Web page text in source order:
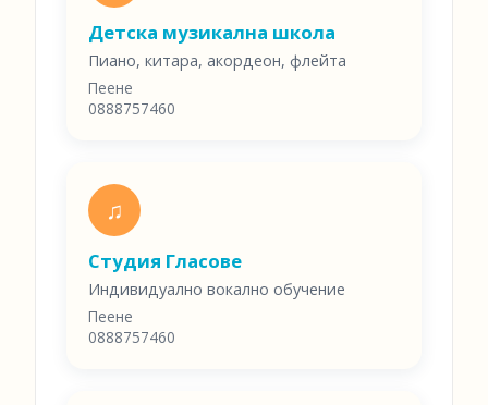
Детска музикална школа
Пиано, китара, акордеон, флейта
Пеене
0888757460
♫
Студия Гласове
Индивидуално вокално обучение
Пеене
0888757460